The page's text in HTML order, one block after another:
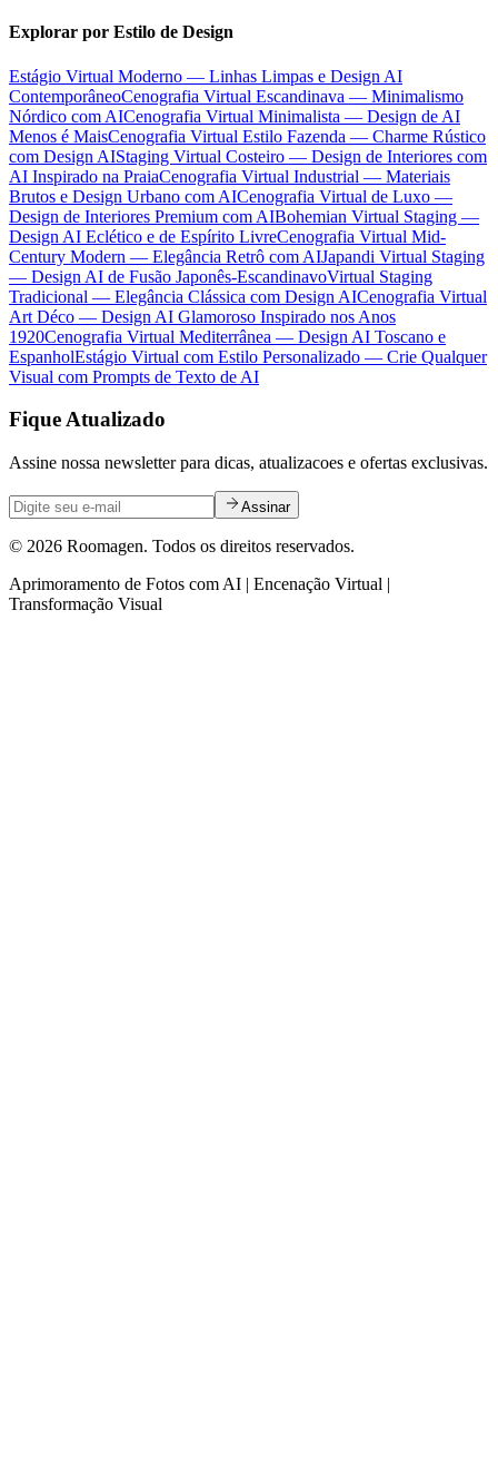
Explorar por Estilo de Design
Estágio Virtual Moderno — Linhas Limpas e Design AI
ContemporâneoCenografia Virtual Escandinava — Minimalismo
Nórdico com AICenografia Virtual Minimalista — Design de AI
Menos é MaisCenografia Virtual Estilo Fazenda — Charme Rústico
com Design AIStaging Virtual Costeiro — Design de Interiores com
AI Inspirado na PraiaCenografia Virtual Industrial — Materiais
Brutos e Design Urbano com AICenografia Virtual de Luxo —
Design de Interiores Premium com AIBohemian Virtual Staging —
Design AI Eclético e de Espírito LivreCenografia Virtual Mid-
Century Modern — Elegância Retrô com AIJapandi Virtual Staging
— Design AI de Fusão Japonês-EscandinavoVirtual Staging
Tradicional — Elegância Clássica com Design AICenografia Virtual
Art Déco — Design AI Glamoroso Inspirado nos Anos
1920Cenografia Virtual Mediterrânea — Design AI Toscano e
EspanholEstágio Virtual com Estilo Personalizado — Crie Qualquer
Visual com Prompts de Texto de AI
Fique Atualizado
Assine nossa newsletter para dicas, atualizacoes e ofertas exclusivas.
Assinar
© 2026 Roomagen. Todos os direitos reservados.
Aprimoramento de Fotos com AI | Encenação Virtual |
Transformação Visual